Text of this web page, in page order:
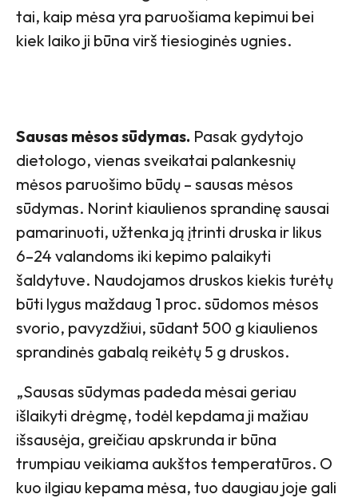
tai, kaip mėsa yra paruošiama kepimui bei
kiek laiko ji būna virš tiesioginės ugnies.
Sausas mėsos sūdymas. Pasak gydytojo
dietologo, vienas sveikatai palankesnių
mėsos paruošimo būdų – sausas mėsos
sūdymas. Norint kiaulienos sprandinę sausai
pamarinuoti, užtenka ją įtrinti druska ir likus
6–24 valandoms iki kepimo palaikyti
šaldytuve. Naudojamos druskos kiekis turėtų
būti lygus maždaug 1 proc. sūdomos mėsos
svorio, pavyzdžiui, sūdant 500 g kiaulienos
sprandinės gabalą reikėtų 5 g druskos.
„Sausas sūdymas padeda mėsai geriau
išlaikyti drėgmę, todėl kepdama ji mažiau
išsausėja, greičiau apskrunda ir būna
trumpiau veikiama aukštos temperatūros. O
kuo ilgiau kepama mėsa, tuo daugiau joje gali